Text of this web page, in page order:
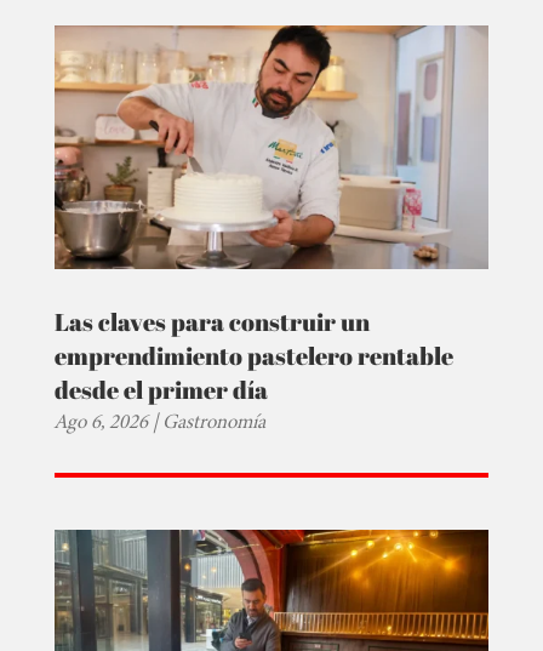
Las claves para construir un
emprendimiento pastelero rentable
desde el primer día
Ago 6, 2026|Gastronomía